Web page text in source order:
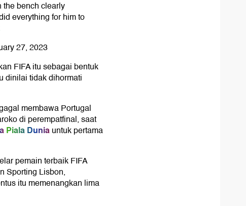
the bench clearly
everything for him to
27, 2023
FIFA itu sebagai bentuk
dinilai tidak dihormati
membawa Portugal
di perempatfinal, saat
Piala Duniauntuk pertama
pemain terbaik FIFA
Sporting Lisbon,
itu memenangkan lima